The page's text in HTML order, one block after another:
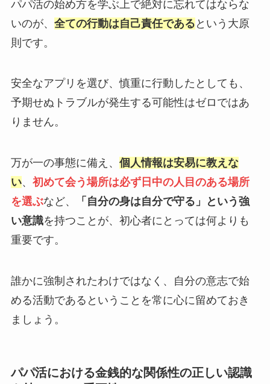
パパ活の始め方を学ぶ上で絶対に忘れてはならな
いのが、 全ての行動は自己責任である という大原
則です。
安全なアプリを選び、慎重に行動したとしても、
予期せぬトラブルが発生する可能性はゼロではあ
りません。
万が一の事態に備え、 個人情報は安易に教えな
い、 初めて会う場所は必ず日中の人目のある場所
を選ぶなど、
「自分の身は自分で守る」という強
い意識を持つことが、初心者にとっては何よりも
重要です。
誰かに強制されたわけではなく、自分の意志で始
める活動であるということを常に心に留めておき
ましょう。
パパ活における金銭的な関係性の正しい認識